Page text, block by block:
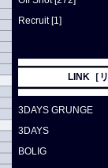
Recruit [1]
LINK［リ
3DAYS GRUNGE
3DAYS
BOLIG